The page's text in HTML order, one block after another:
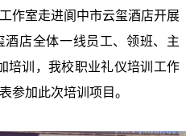
作室走进阆中市云玺酒店开展
店全体一线员工、领班、主
培训，我校职业礼仪培训工作
参加此次培训项目。